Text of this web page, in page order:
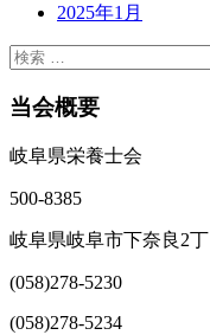
2025年1月
当会概要
岐阜県栄養士会
500-8385
岐阜県岐阜市下奈良2
(058)278-5230
(058)278-5234